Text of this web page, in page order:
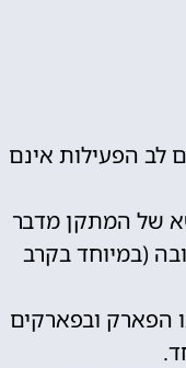
לב הפעילות אינם
של המתקן מדבר
(במיוחד בקרב
הפארק ובפארקים